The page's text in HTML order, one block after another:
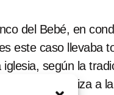
del Bebé, en
este caso llevaba
según la
el alta verbaliza a